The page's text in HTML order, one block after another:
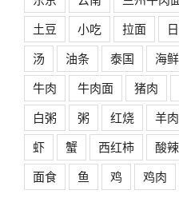
土豆
小吃 拉面
汤
油条 泰国 海鲜
牛肉
牛肉面 猪肉
白粥
粥 红烧 羊肉
虾
蟹 西红柿 酸辣
面食
鱼 鸡 鸡肉